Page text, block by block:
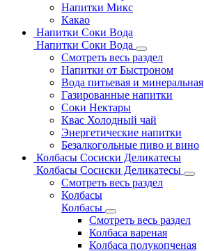
Напитки Микс
Какао
Напитки Соки Вода
Напитки Соки Вода
Смотреть весь раздел
Напитки от Быстроном
Вода питьевая и минеральная
Газированные напитки
Соки Нектары
Квас Холодный чай
Энергетические напитки
Безалкогольные пиво и вино
Колбасы Сосиски Деликатесы
Колбасы Сосиски Деликатесы
Смотреть весь раздел
Колбасы
Колбасы
Смотреть весь раздел
Колбаса вареная
Колбаса полукопченая